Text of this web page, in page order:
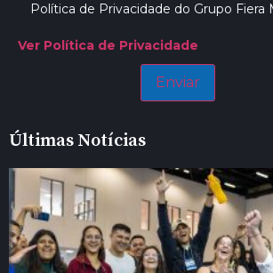
Política de Privacidade do Grupo Fiera
Ver Política de Privacidade
Últimas Notícias